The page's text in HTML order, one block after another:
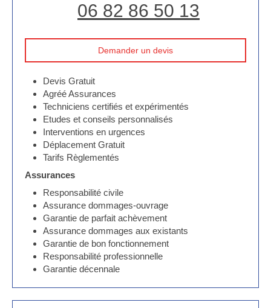
06 82 86 50 13
Demander un devis
Devis Gratuit
Agréé Assurances
Techniciens certifiés et expérimentés
Etudes et conseils personnalisés
Interventions en urgences
Déplacement Gratuit
Tarifs Règlementés
Assurances
Responsabilité civile
Assurance dommages-ouvrage
Garantie de parfait achèvement
Assurance dommages aux existants
Garantie de bon fonctionnement
Responsabilité professionnelle
Garantie décennale